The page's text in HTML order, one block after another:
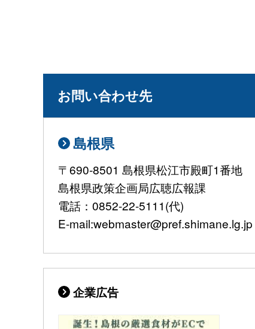
お問い合わせ先
島根県
〒690-8501 島根県松江市殿町1番地
島根県政策企画局広聴広報課
電話：0852-22-5111(代)
E-mail:webmaster@pref.shimane.lg.jp
企業広告